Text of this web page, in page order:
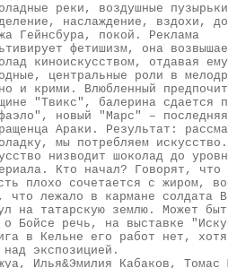
реки, воздушные
наслаждение, вздохи,
Гейнсбура, покой. Реклама
фетишизм, она
киноискусством, отдавая
центральные роли в
и крими. Влюбленный
"Твикс", балерина сдается
новый "Марс" –
Араки. Результат:
мы потребляем искусство.
низводит шоколад до
Кто начал? Говорят, что
плохо сочетается с жиром,
лежало в кармане солдата
на татарскую землю. Может
Бойсе речь, на выставке
в Кельне его работ нет,
экспозицией.
Илья&Эмилия Кабаков, Томас